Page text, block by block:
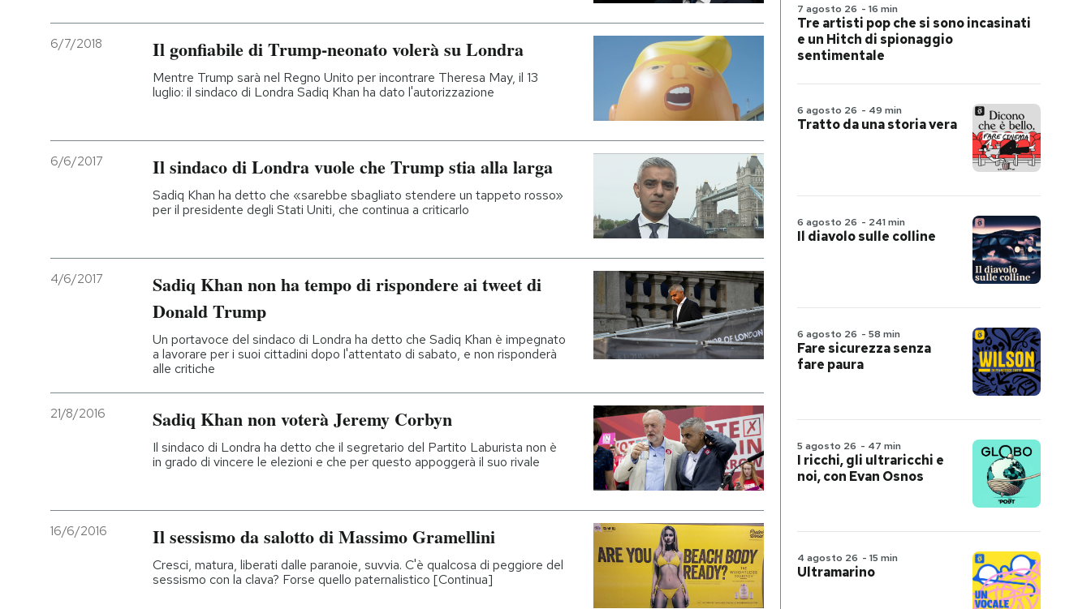
6/7/2018 Il gonfiabile di Trump-neonato volerà su Londra
Mentre Trump sarà nel Regno Unito per incontrare Theresa May, il 13
luglio: il sindaco di Londra Sadiq Khan ha dato l'autorizzazione
6/6/2017 Il sindaco di Londra vuole che Trump stia alla larga
Sadiq Khan ha detto che «sarebbe sbagliato stendere un tappeto rosso»
per il presidente degli Stati Uniti, che continua a criticarlo
4/6/2017
Sadiq Khan non ha tempo di rispondere ai tweet di
Donald Trump
Un portavoce del sindaco di Londra ha detto che Sadiq Khan è impegnato
a lavorare per i suoi cittadini dopo l'attentato di sabato, e non risponderà
alle critiche
21/8/2016 Sadiq Khan non voterà Jeremy Corbyn
Il sindaco di Londra ha detto che il segretario del Partito Laburista non è
in grado di vincere le elezioni e che per questo appoggerà il suo rivale
16/6/2016 Il sessismo da salotto di Massimo Gramellini
Cresci, matura, liberati dalle paranoie, suvvia. C'è qualcosa di peggiore del
sessismo con la clava? Forse quello paternalistico [Continua]
7 agosto 26 - 16 min
Tre artisti pop che si sono incasinati
e un Hitch di spionaggio
sentimentale
6 agosto 26 - 49 min
Tratto da una storia vera
6 agosto 26 - 241 min
Il diavolo sulle colline
6 agosto 26 - 58 min
Fare sicurezza senza
fare paura
5 agosto 26 - 47 min
I ricchi, gli ultraricchi e
noi, con Evan Osnos
4 agosto 26 - 15 min
Ultramarino